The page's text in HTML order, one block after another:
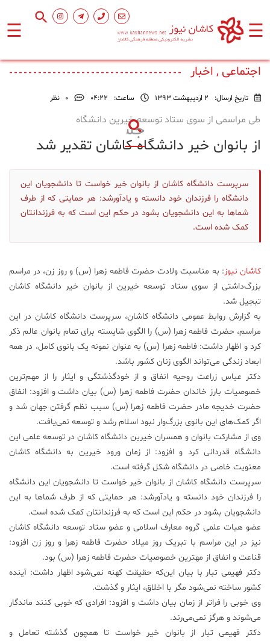
☰ ☰
اصلی
فرهنگ
هنر
ورزشی
محیط
علم
و
فناوری
عکس
مجله
فرهنگی
هنری
اجتماعی , اخبار
تاریخ ارسال: 2 اردیبهشت 1393 ساعت: ۰۴:۲۲ 0 نظر
طی مراسمی از سوی ستاد توسعه خیرین دانشگاه
از بانوان خیر دانشگاه کاشان تقدیر شد
سرپرست دانشگاه کاشان از بانوان خیر خواست تا دانشجویان این
دانشگاه را فرزندان خود دانسته و یادآورشد: هر حمایتی که از طرف
شما‌ها به این دانشجویان بشود در حکم این است که به فرزندانتان
کمک شده است.
کاشان نیوز : به مناسبت ولادت حضرت فاطمه زهرا (س) و روز زن، در مراسم
بزرگ‌داشتی از سوی ستاد توسعه خیرین از بانوان خیر دانشگاه کاشان
تبجیل شد.
به گزارش روابط عمومی دانشگاه کاشان، سرپرست دانشگاه کاشان در این
مراسم، حضرت فاطمه زهرا (س) را الگوی شایسته برای تمام بانوان عالم ذکر
کرد و اظهار داشت: فاطمه زهرا (س) به عنوان نمونه یک بانوی کامل، در همه
ابعاد زندگی می‌تواند الگوی زنان کشور باشد.
دکتر عباس زراعت روحیه انفاق و از خودگذشتگی و ایثار را از مهم‌ترین
خصوصیات بارز خاندان حضرت فاطمه زهرا (س) بیان داشت و افزود: انفاق
حضرت خدیجه مادر حضرت فاطمه زهرا (س) سبب نظم گرفتن جهان شد و
اگر کمک‌های این بانوی بزرگ‌وار نبود اسلام رشد و توسعه نمی‌یافت.
وی از مشارکت بانوان و همسران خیرین دانشگاه کاشان در توسعه علمی این
دانشگاه قدردانی کرد و افزود: از زمان ورود خیرین به دانشگاه کاشان
معنویت خاصی در دانشگاه شکل گرفته است.
سرپرست دانشگاه کاشان از بانوان خیر خواست تا دانشجویان این دانشگاه
را فرزندان خود دانسته و یادآورشد: هر حمایتی که از طرف شما‌ها به این
دانشجویان بشود در حکم این است که به فرزندانتان کمک شده است.
عضو هیات علمی گروه معارف اسلامی و عضو ستاد توسعه دانشگاه کاشان
نیز در این مراسم با تبریک روز میلاد حضرت فاطمه زهرا و روز زن افزود:
قناعت و انفاق از مهترین خصوصیات حضرت فاطمه زهرا (س) بود.
دکتر فهیمی تبار با بیان این‌که حقیقت کهنه نمی‌شود اظهار داشت: آینده
کشور ساخته نمی‌شود مگر با اخلاق، ایثار و گذشت.
وی خوبی را فرا‌تر از زمان بیان داشت و افزود: افرادی که خوبی کنند ماندگار
می‌شوند و هرگز نمی‌می‌رند.
دکتر فهیمی تبار از بانوان خیر خواست تا همچون گذشته تعامل و